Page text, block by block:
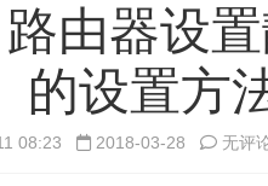
由器设
的设置方
08:23 2018-03-28 联
无评